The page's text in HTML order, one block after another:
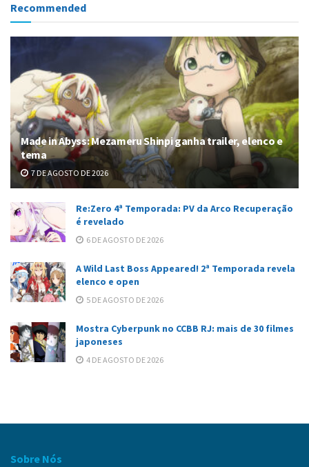
Recommended
Made in Abyss: Mezameru Shinpi ganha trailer, elenco e
tema
7 DE AGOSTO DE 2026
Re:Zero 4ª Temporada: PV da Arco Recuperação
é revelado
6 DE AGOSTO DE 2026
A Wild Last Boss Appeared! 2ª Temporada revela
elenco e open
5 DE AGOSTO DE 2026
Mostra Cyberpunk no CCBB RJ: mais de 30 filmes
japoneses
4 DE AGOSTO DE 2026
Sobre Nós